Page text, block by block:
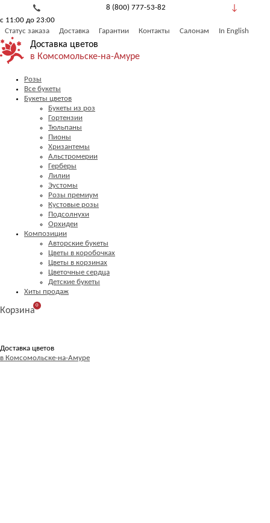
8 (800) 777-53-82
с 11:00 до 23:00
Статус заказа
Доставка Гарантии Контакты Салонам In English
Доставка цветов
в Комсомольске-на-Амуре
Розы
Все букеты
Букеты цветов
Букеты из роз
Гортензии
Тюльпаны
Пионы
Хризантемы
Альстромерии
Герберы
Лилии
Эустомы
Розы премиум
Кустовые розы
Подсолнухи
Орхидеи
Композиции
Авторские букеты
Цветы в коробочках
Цветы в корзинах
Цветочные сердца
Детские букеты
Хиты продаж
Корзина
0
Доставка цветов
в Комсомольске-на-Амуре